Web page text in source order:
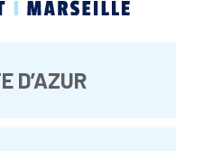
D’AZUR